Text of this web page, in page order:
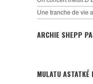
Une tranche de vie
ARCHIE SHEPP
MULATU